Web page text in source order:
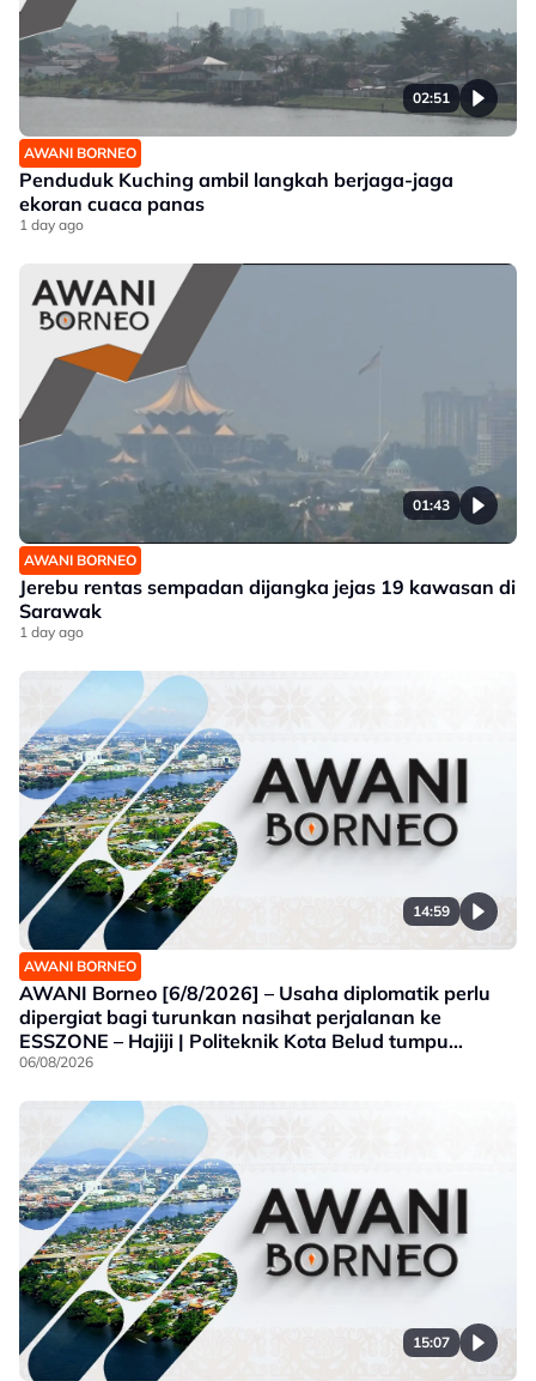
02:51
AWANI BORNEO
Penduduk Kuching ambil langkah berjaga-jaga
ekoran cuaca panas
1 day ago
01:43
AWANI BORNEO
Jerebu rentas sempadan dijangka jejas 19 kawasan di
Sarawak
1 day ago
14:59
AWANI BORNEO
AWANI Borneo [6/8/2026] – Usaha diplomatik perlu
dipergiat bagi turunkan nasihat perjalanan ke
ESSZONE – Hajiji | Politeknik Kota Belud tumpu
bidang selaras keperluan industri Sabah |
produk tempatan
06/08/2026
15:07